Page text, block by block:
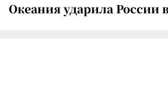
Океания ударила России